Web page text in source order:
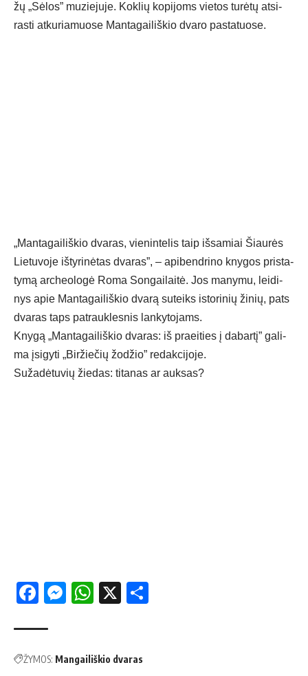
žų „Sė­los” mu­zie­ju­je. Kok­lių ko­pi­joms vie­tos tu­rė­tų at­si­
ras­ti at­ku­ria­muo­se Man­ta­gai­liš­kio dva­ro pa­sta­tuo­se.
„Man­ta­gai­liš­kio dva­ras, vie­nin­te­lis taip iš­sa­miai Šiau­rės
Lie­tu­vo­je iš­ty­ri­nė­tas dva­ras”, – api­bend­ri­no kny­gos pri­sta­
ty­mą ar­cheo­lo­gė Ro­ma Son­gai­lai­tė. Jos ma­ny­mu, lei­di­
nys apie Man­ta­gai­liš­kio dva­rą su­teiks is­to­ri­nių ži­nių, pa­ts
dva­ras taps pa­trauk­les­nis lan­ky­to­jams.
Kny­gą „Man­ta­gai­liš­kio dva­ras: iš praei­ties į da­bar­tį” ga­li­
ma įsi­gy­ti „Bir­žie­čių žo­džio” re­dak­ci­jo­je.
Sužadėtuvių žiedas: titanas ar auksas?
Facebook
Messenger
WhatsApp
X
ŽYMOS: Mangailiškio dvaras